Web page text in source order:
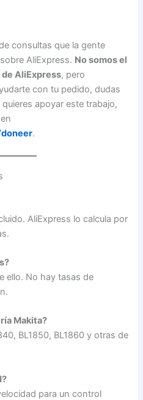
consultas que la gente
AliExpress. No somos el
AliExpress, pero
con tu pedido, dudas
apoyar este trabajo,
.
AliExpress lo calcula por
ello. No hay tasas de
Makita?
BL1850, BL1860 y otras de
para un control